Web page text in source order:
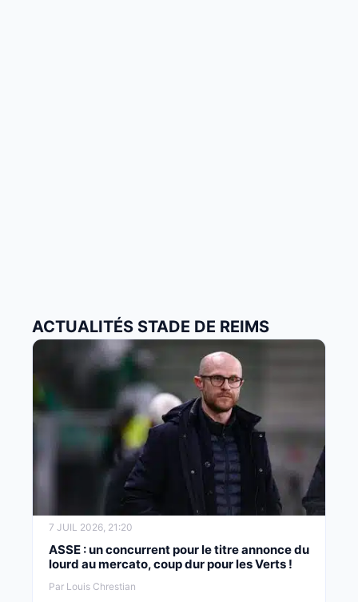
ACTUALITÉS STADE DE REIMS
7 JUIL 2026, 21:20
ASSE : un concurrent pour le titre annonce du
lourd au mercato, coup dur pour les Verts !
Par Louis Chrestian